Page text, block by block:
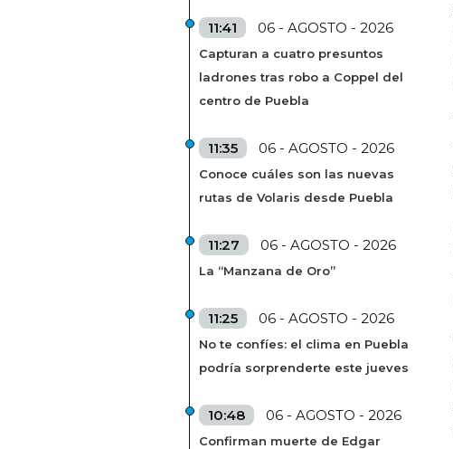
11:41 06 - AGOSTO - 2026
Capturan a cuatro presuntos
ladrones tras robo a Coppel del
centro de Puebla
11:35 06 - AGOSTO - 2026
Conoce cuáles son las nuevas
rutas de Volaris desde Puebla
11:27 06 - AGOSTO - 2026
La “Manzana de Oro”
11:25 06 - AGOSTO - 2026
No te confíes: el clima en Puebla
podría sorprenderte este jueves
10:48 06 - AGOSTO - 2026
Confirman muerte de Edgar